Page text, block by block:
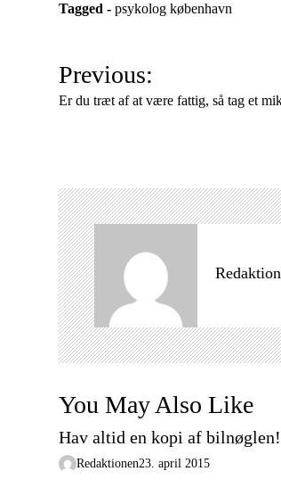
Tagged - psykolog københavn
I
n
d
g
s
n
a
v
i
g
a
i
n
Previous:
Er du træt af at være fattig, så tag et
You May Also Like
Hav altid en kopi af bilnøglen!
Redaktionen23. april 2015